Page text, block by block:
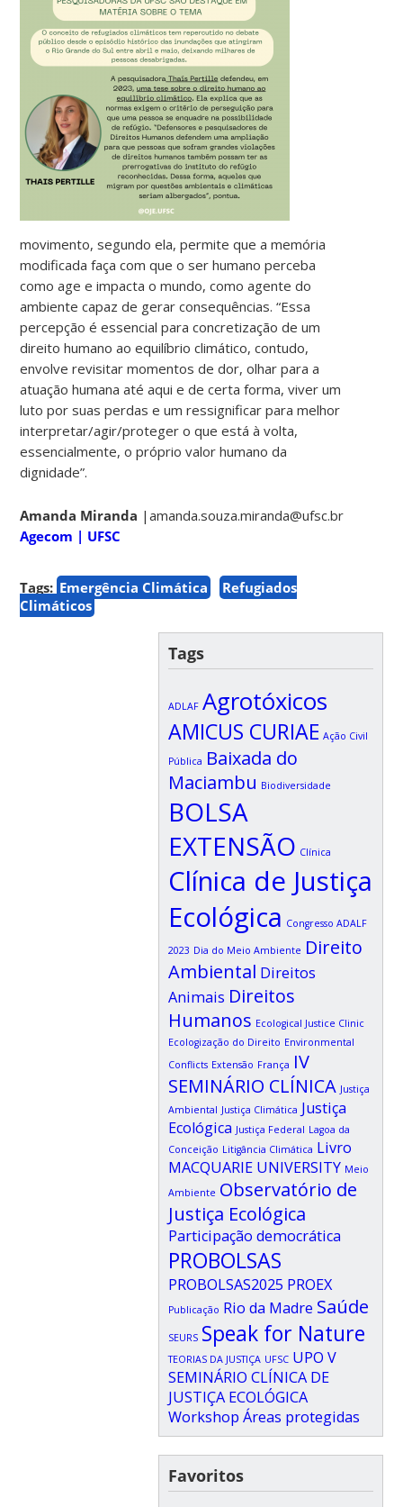
movimento, segundo ela, permite que a memória
modificada faça com que o ser humano perceba
como age e impacta o mundo, como agente do
ambiente capaz de gerar consequências. “Essa
percepção é essencial para concretização de um
direito humano ao equilíbrio climático, contudo,
envolve revisitar momentos de dor, olhar para a
atuação humana até aqui e de certa forma, viver um
luto por suas perdas e um ressignificar para melhor
interpretar/agir/proteger o que está à volta,
essencialmente, o próprio valor humano da
dignidade”.
Amanda Miranda |amanda.souza.miranda@ufsc.br
Agecom | UFSC
Tags: Emergência Climática
Refugiados
Climáticos
Tags
ADLAF Agrotóxicos
AMICUS CURIAE Ação Civil
Pública Baixada do
Maciambu Biodiversidade
BOLSA
EXTENSÃO Clínica
Clínica de Justiça
Ecológica Congresso ADALF
2023 Dia do Meio Ambiente Direito
Ambiental Direitos
Animais Direitos
Humanos Ecological Justice Clinic
Ecologização do Direito Environmental
Conflicts Extensão França IV
SEMINÁRIO CLÍNICA Justiça
Ambiental Justiça Climática Justiça
Ecológica Justiça Federal Lagoa da
Conceição Litigância Climática Livro
MACQUARIE UNIVERSITY Meio
Ambiente Observatório de
Justiça Ecológica
Participação democrática
PROBOLSAS
PROBOLSAS2025 PROEX
Publicação Rio da Madre Saúde
SEURS Speak for Nature
TEORIAS DA JUSTIÇA UFSC UPO V
SEMINÁRIO CLÍNICA DE
JUSTIÇA ECOLÓGICA
Workshop Áreas protegidas
Favoritos